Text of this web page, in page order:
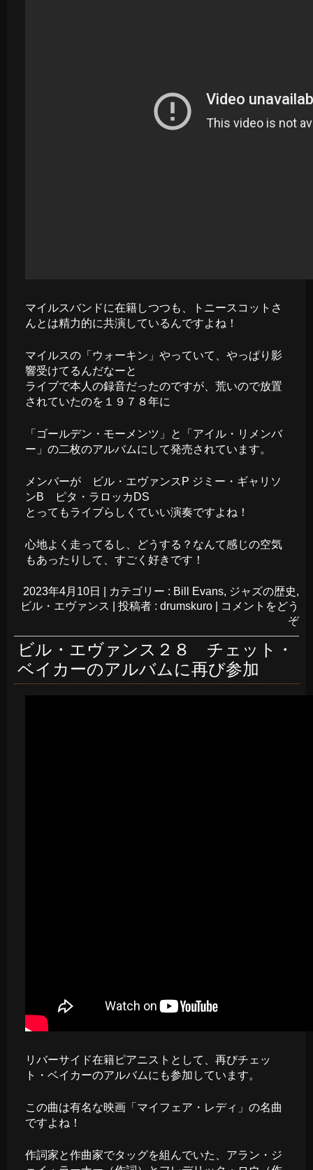
マイルスバンドに在籍しつつも、トニースコットさ
んとは精力的に共演しているんですよね！
マイルスの「ウォーキン」やっていて、やっぱり影
響受けてるんだなーと
ライブで本人の録音だったのですが、荒いので放置
されていたのを１９７８年に
「ゴールデン・モーメンツ」と「アイル・リメンバ
ー」の二枚のアルバムにして発売されています。
メンバーが ビル・エヴァンスP ジミー・ギャリソ
ンB ピタ・ラロッカDS
とってもライブらしくていい演奏ですよね！
心地よく走ってるし、どうする？なんて感じの空気
もあったりして、すごく好きです！
2023年4月10日 カテゴリー : Bill Evans, ジャズの歴史,
ビル・エヴァンス
投稿者 : drumskuro
コメントをどう
ぞ
ビル・エヴァンス２８ チェット・
ベイカーのアルバムに再び参加
リバーサイド在籍ピアニストとして、再びチェッ
ト・ベイカーのアルバムにも参加しています。
この曲は有名な映画「マイフェア・レディ」の名曲
ですよね！
作詞家と作曲家でタッグを組んでいた、アラン・ジ